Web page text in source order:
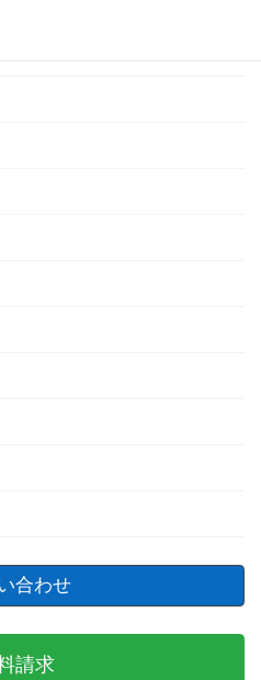
合わせ
請求